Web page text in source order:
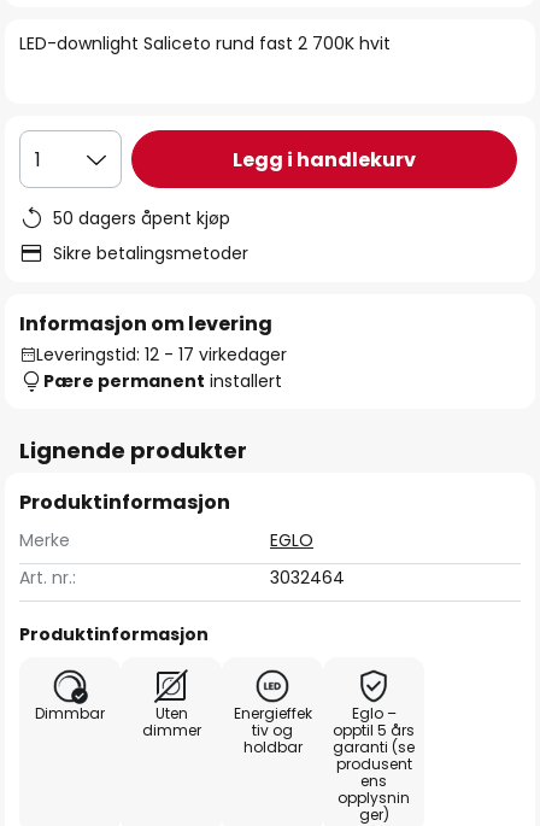
bildegalleri
LED-downlight Saliceto rund fast 2 700K hvit
1 Legg i handlekurv
50 dagers åpent kjøp
Sikre betalingsmetoder
Informasjon om levering
Leveringstid: 12 - 17 virkedager
Pære permanent installert
Lignende produkter
Produktinformasjon
Merke
EGLO
Art. nr.:
3032464
Produktinformasjon
Dimmbar
Uten
dimmer
Energieffek
tiv og
holdbar
Eglo –
opptil 5 års
garanti (se
produsent
ens
opplysnin
ger)